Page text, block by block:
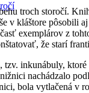
troch storočí.
v kláštore pôsobili
exemplárov z
že starí
inkunábuly,
nachádzalo
bola vytlačená v